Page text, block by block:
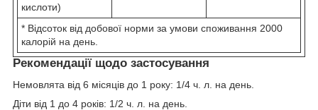
кислоти)
* Відсоток від добової норми за умови споживання 2000
калорій на день.
Рекомендації щодо застосування
Немовлята від 6 місяців до 1 року: 1/4 ч. л. на день.
Діти від 1 до 4 років: 1/2 ч. л. на день.